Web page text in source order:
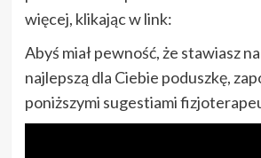
więcej, klikając w link:
Abyś miał pewność, że stawiasz
najlepszą dla Ciebie poduszkę,
poniższymi sugestiami